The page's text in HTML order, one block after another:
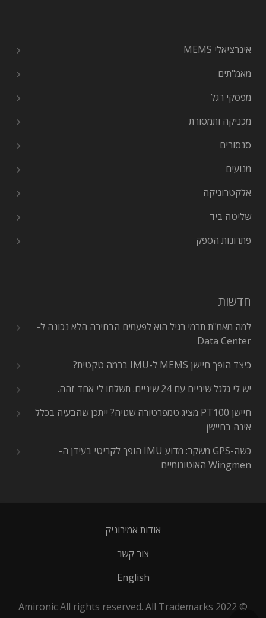
אינרציאלי MEMS
מאמ"תים
מפסקי רגל
מכניקה ותמסורת
סנסורים
מנועים
אלקטרוניקה
שליטה ביד
פתרונות הספק
חדשות
למה מאמ"ת תרמי רגיל הוא לפעמים הבחירה הלא נכונה ל-
Data Center
כיצד הופך חיישן MEMS ל-IMU ברמה טקטית?
יש לי גלגל שיניים עם 24 שיניים. תשלחו לי אחד זהה.
חיישן PT100 מציג טמפרטורה שגויה? ייתכן שהבעיה בכלל
אינה בחיישן
כשה-GPS משקר: מדוע IMU הופך לקריטי בעידן ה-
Wingmen האוטונומיים
אודות אמירוניק
צור קשר
English
© 2022 Amironic All rights reserved. All Trademarks